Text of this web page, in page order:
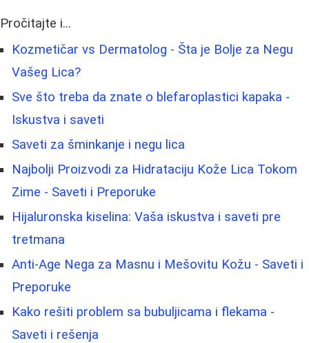
Pročitajte i...
Kozmetičar vs Dermatolog - Šta je Bolje za Negu
Vašeg Lica?
Sve što treba da znate o blefaroplastici kapaka -
Iskustva i saveti
Saveti za šminkanje i negu lica
Najbolji Proizvodi za Hidrataciju Kože Lica Tokom
Zime - Saveti i Preporuke
Hijaluronska kiselina: Vaša iskustva i saveti pre
tretmana
Anti-Age Nega za Masnu i Mešovitu Kožu - Saveti i
Preporuke
Kako rešiti problem sa bubuljicama i flekama -
Saveti i rešenja